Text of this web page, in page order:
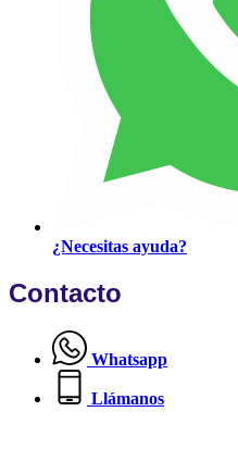
¿Necesitas ayuda?
Contacto
Whatsapp
Llámanos